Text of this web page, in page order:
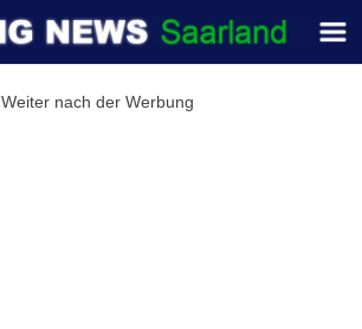
Weiter nach der Werbung